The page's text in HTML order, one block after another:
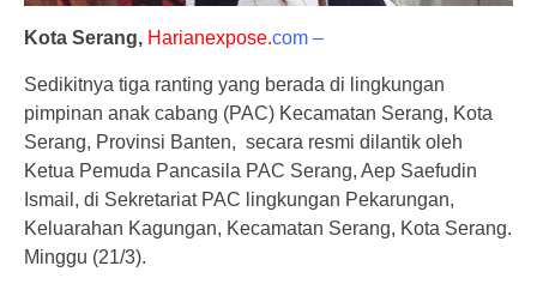
Kota Serang, Harianexpose.com –
Sedikitnya tiga ranting yang berada di lingkungan
pimpinan anak cabang (PAC) Kecamatan Serang, Kota
Serang, Provinsi Banten, secara resmi dilantik oleh
Ketua Pemuda Pancasila PAC Serang, Aep Saefudin
Ismail, di Sekretariat PAC lingkungan Pekarungan,
Keluarahan Kagungan, Kecamatan Serang, Kota Serang.
Minggu (21/3).